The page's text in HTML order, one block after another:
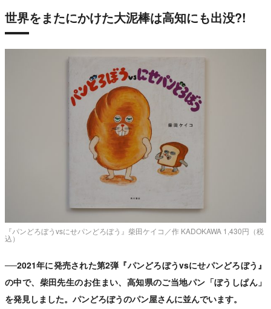
世界をまたにかけた大泥棒は高知にも出没?!
『パンどろぼうvsにせパンどろぼう』柴田ケイコ／作 KADOKAWA 1,430円（税
込）
──2021年に発売された第2弾『パンどろぼうvsにせパンどろぼう』
の中で、柴田先生のお住まい、高知県のご当地パン「ぼうしぱん」
を発見しました。パンどろぼうのパン屋さんに並んでいます。